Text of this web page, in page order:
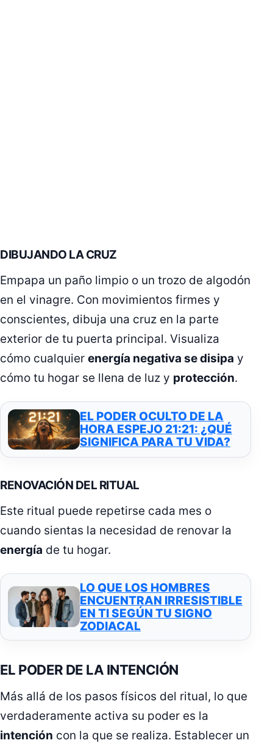
DIBUJANDO LA CRUZ
Empapa un paño limpio o un trozo de algodón
en el vinagre. Con movimientos firmes y
conscientes, dibuja una cruz en la parte
exterior de tu puerta principal. Visualiza
cómo cualquier energía negativa se disipa y
cómo tu hogar se llena de luz y protección.
EL PODER OCULTO DE LA
HORA ESPEJO 21:21: ¿QUÉ
SIGNIFICA PARA TU VIDA?
RENOVACIÓN DEL RITUAL
Este ritual puede repetirse cada mes o
cuando sientas la necesidad de renovar la
energía de tu hogar.
LO QUE LOS HOMBRES
ENCUENTRAN IRRESISTIBLE
EN TI SEGÚN TU SIGNO
ZODIACAL
EL PODER DE LA INTENCIÓN
Más allá de los pasos físicos del ritual, lo que
verdaderamente activa su poder es la
intención con la que se realiza. Establecer un